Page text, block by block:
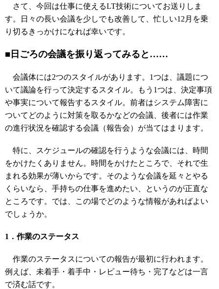
さて、今回は仕事に使えるLT技術についてお送りしま
す。日々の長い会議を少しでも改善して、忙しい12月を乗
り切るきっかけになれば幸いです。
■日ごろの会議を振り返ってみると……
会議体には2つのスタイルがあります。1つは、議題につ
いて議論を行って決定するスタイル。もう1つは、決定事項
や事実について報告するスタイル。前者はシステム障害に
ついてどのように対策を取るかなどの会議、後者には作業
の進行状況を確認する会議（報告会）が当てはまります。
特に、スケジュールの確認を行うような会議には、時間
をかけたくありません。時間をかけたところで、それで生
まれる効果が薄いからです。そのような会議を延々とやる
くらいなら、手持ちの仕事を進めたい、というのが正直な
ところです。では、この場でどのような情報があればよい
でしょうか。
1．作業のステータス
作業のステータスについての報告が最初に行われます。
例えば、未着手・着手中・レビュー待ち・完了などは一言
で済む話です。